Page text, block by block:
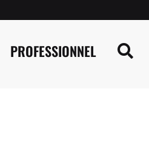
PROFESSIONNEL